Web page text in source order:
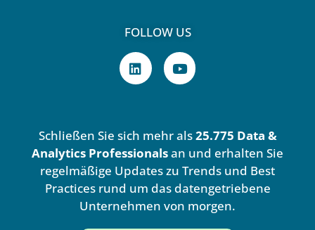
FOLLOW US
L
i
n
i
n
Y
o
u
e
Schließen Sie sich mehr als25.775 Data &
Analytics Professionalsan und erhalten Sie
regelmäßige Updates zu Trends und Best
Practices rund um das datengetriebene
Unternehmen von morgen.